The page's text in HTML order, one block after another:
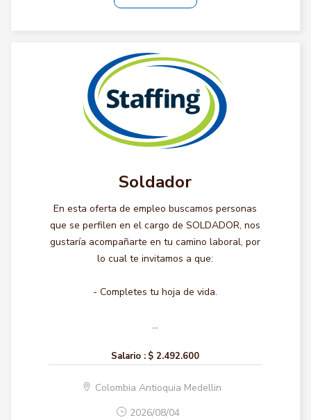
Soldador
En esta oferta de empleo buscamos personas
que se perfilen en el cargo de SOLDADOR, nos
gustaría acompañarte en tu camino laboral, por
lo cual te invitamos a que:
- Completes tu hoja de vida.
...
Salario : $ 2.492.600
Colombia Antioquia Medellin
2026/08/04